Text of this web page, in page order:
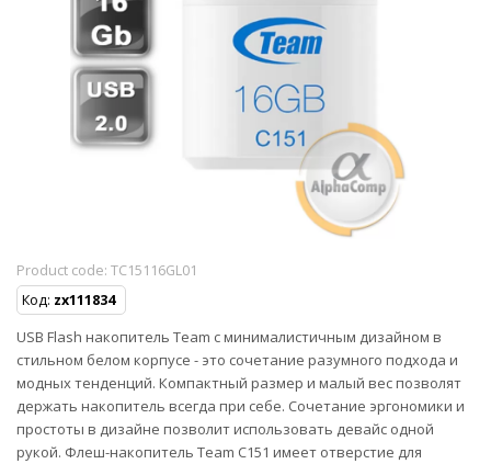
Product code: TC15116GL01
Код: zx111834
USB Flash накопитель Team с минималистичным дизайном в
стильном белом корпусе - это сочетание разумного подхода и
модных тенденций. Компактный размер и малый вес позволят
держать накопитель всегда при себе. Сочетание эргономики и
простоты в дизайне позволит использовать девайс одной
рукой. Флеш-накопитель Team C151 имеет отверстие для